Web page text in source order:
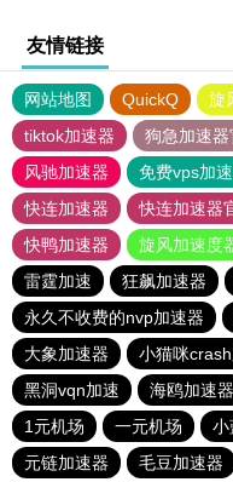
友情链接
网站地图 QuickQ 旋
tiktok加速器
狗急加速器
风驰加速器
免费vps加
快连加速器
快连加速器
快鸭加速器
旋风加速度
雷霆加速
狂飙加速器
永久不收费的nvp加速器
大象加速器
小猫咪
黑洞vqn加速
海鸥加速器
1元机场
一元机场 小
元链加速器
毛豆加速器